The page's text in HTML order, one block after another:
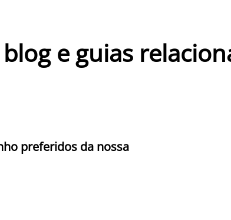
e guias
preferidos da nossa